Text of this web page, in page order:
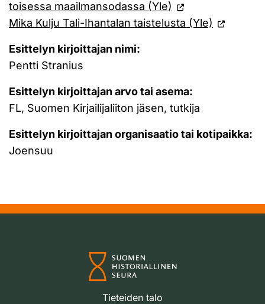
toisessa maailmansodassa (Yle)
Mika Kulju Tali-Ihantalan taistelusta (Yle)
Esittelyn kirjoittajan nimi:
Pentti Stranius
Esittelyn kirjoittajan arvo tai asema:
FL, Suomen Kirjailijaliiton jäsen, tutkija
Esittelyn kirjoittajan organisaatio tai kotipaikka:
Joensuu
Tieteiden talo